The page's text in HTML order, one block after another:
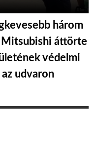
három
Mitsubishi áttörte
védelmi
udvaron